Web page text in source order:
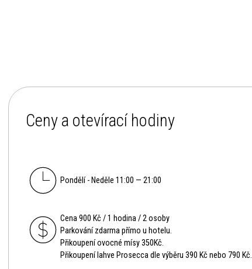
Ceny a otevírací hodiny
Pondělí - Neděle 11:00 — 21:00
Cena 900 Kč / 1 hodina / 2 osoby
Parkování zdarma přímo u hotelu.
Přikoupení ovocné mísy 350Kč.
Přikoupení lahve Prosecca dle výběru 390 Kč nebo 790 Kč.